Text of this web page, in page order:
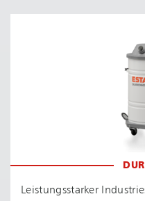
Leis­tungs­star­ker